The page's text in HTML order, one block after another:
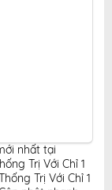
nhất tại
Trị Với Chỉ 1
Trị Với Chỉ 1